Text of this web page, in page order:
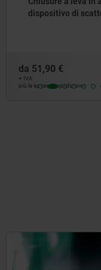
dispositivo di
da 51,90 €
+ IVA
più le spese di spedizione